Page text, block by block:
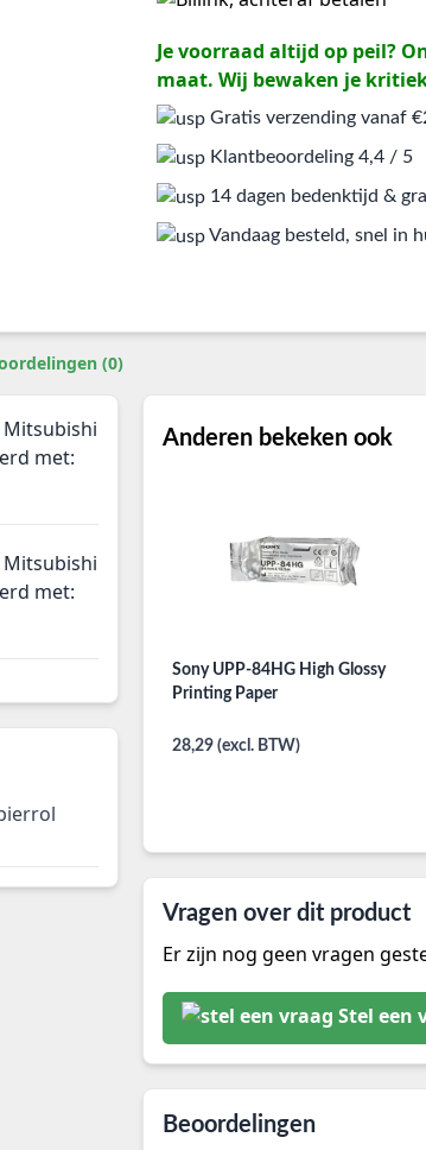
Je voorraad altijd op peil?
maat. Wij bewaken je
Gratis verzending vanaf
Klantbeoordeling 4,4 / 5
14 dagen bedenktijd &
Vandaag besteld, snel in
(0)
met:
met:
Anderen bekeken ook
Sony UPP-84HG High Glossy
Printing Paper
28,29 (excl. BTW)
Vragen over dit product
Er zijn nog geen vragen
Stel een
Beoordelingen